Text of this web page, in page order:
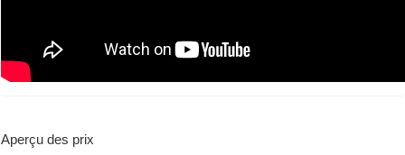
Aperçu des prix